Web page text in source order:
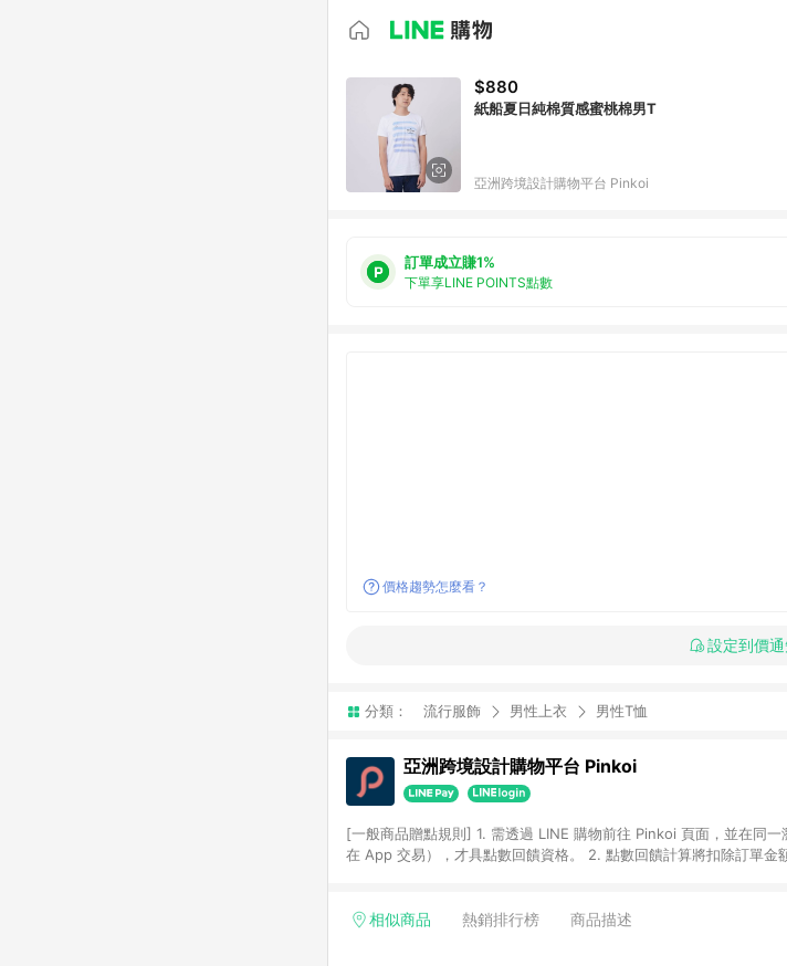
$880
紙船夏日純棉質感蜜桃棉男T
亞洲跨境設計購物平台 Pinkoi
訂單成立賺1%
下單享LINE POINTS點數
價格趨勢怎麼看？
設定到價通
分類： 流行服飾 男性上衣 男性T恤
亞洲跨境設計購物平台 Pinkoi
[一般商品贈點規則] 1. 需透過 LINE 購物前往 Pinkoi 頁面，並在同
在 App 交易），才具點數回饋資格。 2. 點數回饋計算將扣除訂單金
格，部分退款不在此限。 6. APP 請更新至Android v4.6.0 / iOS
相似商品 熱銷排行榜 商品描述